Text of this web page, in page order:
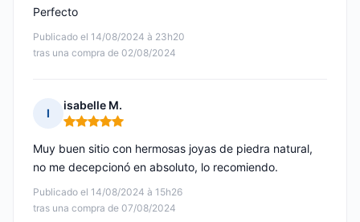
Publicado el 14/08/2024 à 23h20
tras una compra de 02/08/2024
Perfecto
I
isabelle M.
Nota: 5 de 5
Publicado el 14/08/2024 à 15h26
tras una compra de 07/08/2024
Muy buen sitio con hermosas joyas de piedra natural,
no me decepcionó en absoluto, lo recomiendo.